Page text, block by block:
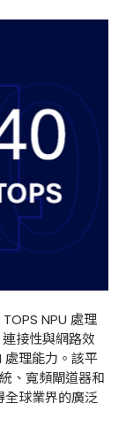
NPU 處理
接性與網路效
處理能力。該平
、寬頻閘道器和
全球業界的廣泛